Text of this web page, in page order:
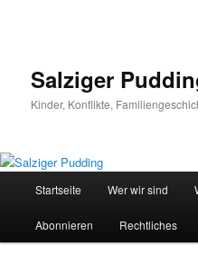
Salziger
Kinder, Konflikte,
Startseite Wer wir sind
Abonnieren Rechtliches